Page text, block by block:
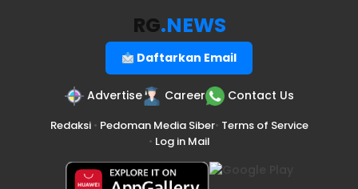
RG.NEWS
Daftarkan Email
Advertise Career Contact Us
Redaksi• Pedoman Media Siber• Terms of Service
• Log in Mail